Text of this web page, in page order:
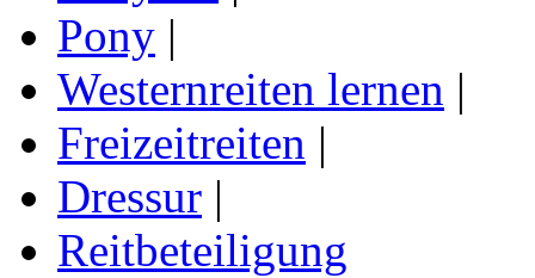
Pony |
Westernreiten lernen |
Freizeitreiten |
Dressur |
Reitbeteiligung